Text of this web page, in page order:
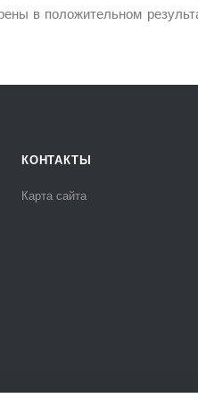
в положительном
КОНТАКТЫ
Карта сайта